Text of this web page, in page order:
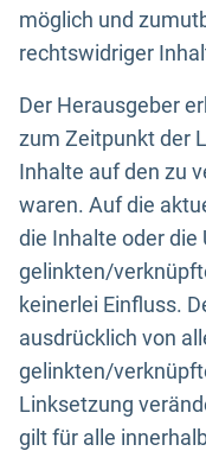
möglich und
rechtswidriger
Der Herausgeber
zum Zeitpunkt der
Inhalte auf den zu
waren. Auf die
die Inhalte oder
gelinkten/
keinerlei Einfluss.
ausdrücklich von
gelinkten/
Linksetzung
gilt für alle